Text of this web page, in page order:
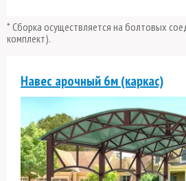
* Сборка осуществляется на болтовых
комплект).
Навес арочный 6м (каркас)